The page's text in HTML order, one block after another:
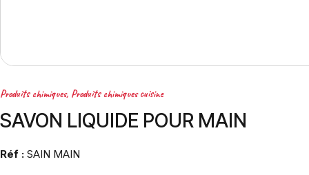
Produits chimiques, Produits chimiques cuisine
SAVON LIQUIDE POUR MAIN
Réf : SAIN MAIN